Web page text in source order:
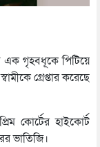
এক গৃহবধূকে পিটিয়ে
গ্রেপ্তার করেছে
কোর্টের হাইকোর্ট
ভাতিজি।